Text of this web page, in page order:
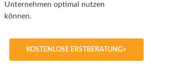
Unternehmen optimal nutzen
können.
KOSTENLOSE ERSTBERATUNG>